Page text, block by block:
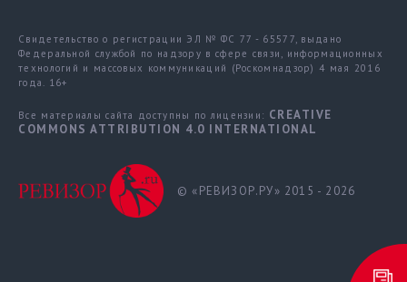
Свидетельство о регистрации ЭЛ № ФС 77 - 65577, выдано
Федеральной службой по надзору в сфере связи, информационных
технологий и массовых коммуникаций (Роскомнадзор) 4 мая 2016
года. 16+
Все материалы сайта доступны по лицензии: CREATIVE
COMMONS ATTRIBUTION 4.0 INTERNATIONAL
© «РЕВИЗОР.РУ» 2015 - 2026